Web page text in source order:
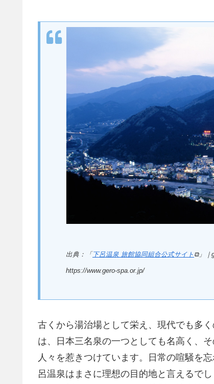
出典：「 下呂温泉 旅館協同組合公式サイト ⧉」｜
https://www.gero-spa.or.jp/
古くから湯治場として栄え、現代でも多
は、日本三名泉の一つとしても名高く、
人々を惹きつけています。日常の喧騒を
呂温泉はまさに理想の目的地と言えるで